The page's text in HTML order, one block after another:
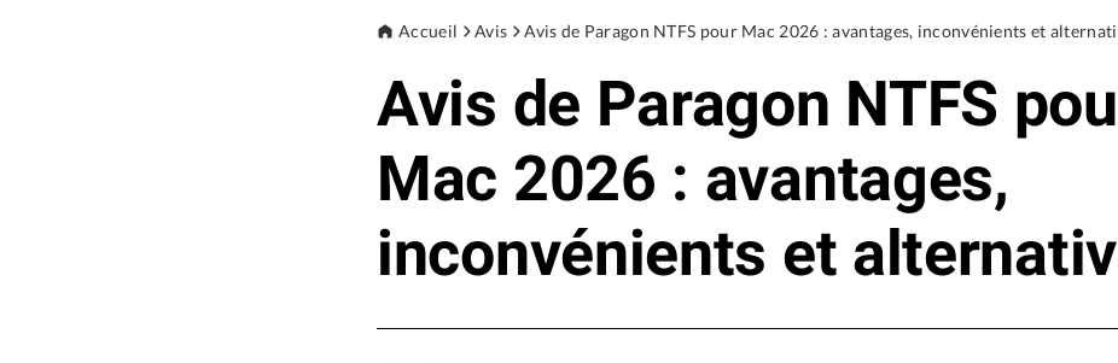
Accueil Avis Avis de Paragon NTFS pour Mac 2026 : avantages, inconvénients et
Avis de Paragon NTFS
Mac 2026 : avantages,
inconvénients et